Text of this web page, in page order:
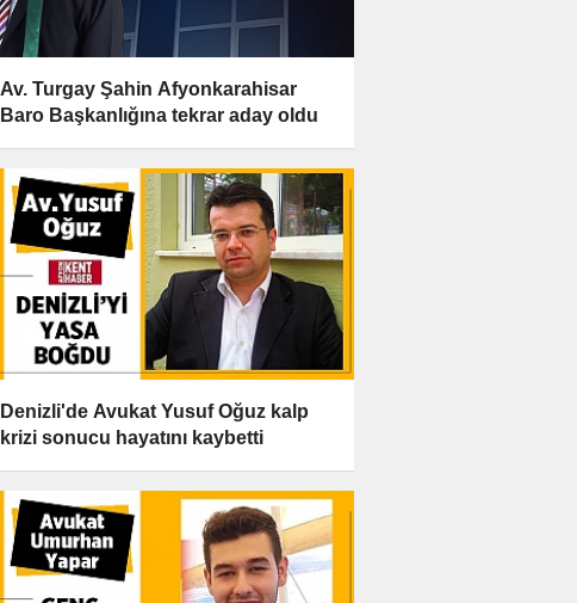
Av. Turgay Şahin Afyonkarahisar
Baro Başkanlığına tekrar aday oldu
Denizli'de Avukat Yusuf Oğuz kalp
krizi sonucu hayatını kaybetti